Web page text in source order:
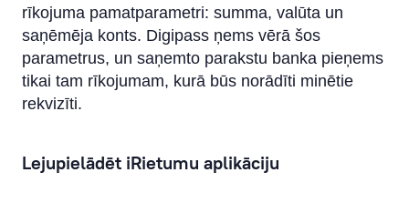
rīkojuma pamatparametri: summa, valūta un
saņēmēja konts. Digipass ņems vērā šos
parametrus, un saņemto parakstu banka pieņems
tikai tam rīkojumam, kurā būs norādīti minētie
rekvizīti.
Lejupielādēt iRietumu aplikāciju